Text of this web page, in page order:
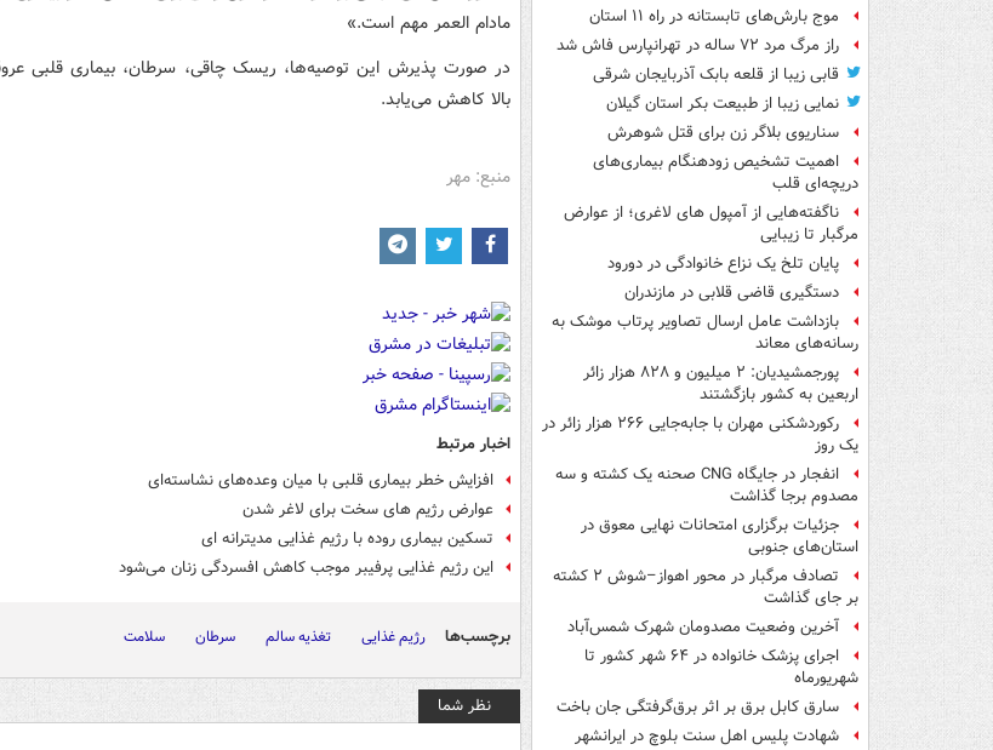
موج بارش‌های تابستانه در راه ۱۱ استان
راز مرگ مرد ۷۲ ساله در تهرانپارس فاش شد
قابی زیبا از قلعه بابک آذربایجان شرقی
نمایی زیبا از طبیعت بکر استان گیلان
سناریوی بلاگر زن برای قتل شوهرش
اهمیت تشخیص زودهنگام بیماری‌های
دریچه‌ای قلب
ناگفته‌هایی از آمپول های لاغری؛ از عوارض
مرگبار تا زیبایی
پایان تلخ یک نزاع خانوادگی در دورود
دستگیری قاضی قلابی در مازندران
بازداشت عامل ارسال تصاویر پرتاب موشک به
رسانه‌های معاند
پورجمشیدیان: ۲ میلیون و ۸۲۸ هزار زائر
اربعین به کشور بازگشتند
رکوردشکنی مهران با جابه‌جایی ۲۶۶ هزار زائر در
یک روز
انفجار در جایگاه CNG صحنه یک کشته و سه
مصدوم برجا گذاشت
جزئیات برگزاری امتحانات نهایی معوق در
استان‌های جنوبی
تصادف مرگبار در محور اهواز–شوش ۲ کشته
بر جای گذاشت
آخرین وضعیت مصدومان شهرک شمس‌آباد
اجرای پزشک خانواده در ۶۴ شهر کشور تا
شهریورماه
سارق کابل برق بر اثر برق‌گرفتگی جان باخت
شهادت پلیس اهل سنت بلوچ در ایرانشهر
مادام العمر مهم است.»
در صورت پذیرش این توصیه‌ها، ریسک چاقی، سرطان، بیماری قلبی
بالا کاهش می‌یابد.
منبع: مهر
اخبار مرتبط
افزایش خطر بیماری قلبی با میان وعده‌های نشاسته‌ای
عوارض رژیم های سخت برای لاغر شدن
تسکین بیماری روده با رژیم غذایی مدیترانه ای
این رژیم غذایی پرفیبر موجب کاهش افسردگی زنان می‌شود
برچسب‌ها رژیم غذایی تغذیه سالم سرطان سلامت
نظر شما